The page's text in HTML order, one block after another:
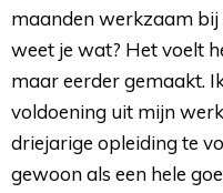
maanden werkzaam bij
weet je wat? Het voelt
maar eerder gemaakt.
voldoening uit mijn
driejarige opleiding te
gewoon als een hele